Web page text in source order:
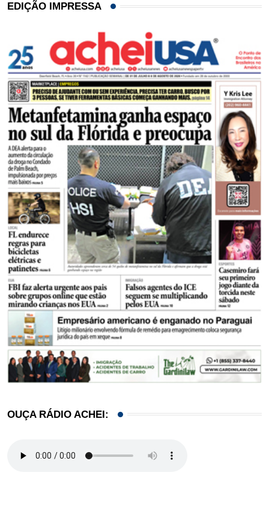
EDIÇÃO IMPRESSA
OUÇA RÁDIO ACHEI: